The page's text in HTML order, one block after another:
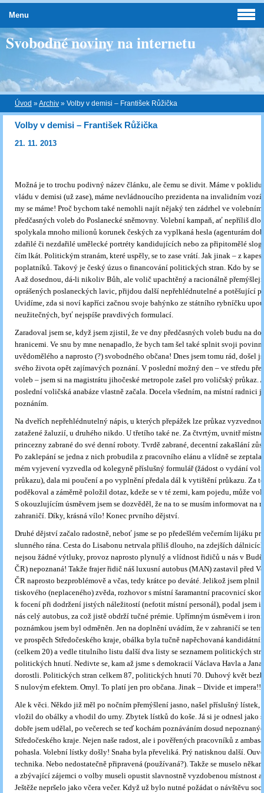
Svobodné noviny na internetu
Úvod »Archiv » Volby v demisi – František Růžička
Volby v demisi – František Růžička
21. 11. 2013
Možná je to trochu podivný název článku, ale čemu se divit. Máme v
vládu v demisi (už zase), máme nevládnoucího prezidenta na invalidním
my se máme! Proč bychom také nemohli najít nějaký ten zádrhel ve
předčasných voleb do Poslanecké sněmovny. Volební kampaň, ať nepříliš
spolykala mnoho milionů korunek českých za vyplkaná hesla (agenturám
zdařilé či nezdařilé umělecké portréty kandidujících nebo za připitomělé
čím lkát. Politickým stranám, které uspěly, se to zase vrátí. Jak jinak – z
poplatníků. Takový je český úzus o financování politických stran. Kdo by se
A až dosednou, dá-li nikoliv Bůh, ale volič upachtěný a racionálně
oprášených poslaneckých lavic, přijdou další nepřehlédnutelné a potěšující
Uvidíme, zda si noví kapříci začnou svoje bahýnko ze státního rybníčku
neužitečných, byť nejspíše pravdivých formulací.
Zaradoval jsem se, když jsem zjistil, že ve dny předčasných voleb budu na
hranicemi. Ve snu by mne nenapadlo, že bych tam šel také splnit svoji
uvědomělého a naprosto (?) svobodného občana! Dnes jsem tomu rád, došel
svého života opět zajímavých poznání. V poslední možný den – ve středu
voleb – jsem si na magistrátu jihočeské metropole zašel pro voličský průkaz.
poslední voličská anabáze vlastně začala. Docela všedním, na místní radnici
poznáním.
Na dveřích nepřehlédnutelný nápis, u kterých přepážek lze průkaz
zatažené žaluzií, u druhého nikdo. U třetího také ne. Za čtvrtým, uvnitř
princezny zabrané do své denní roboty. Tvrdě zabrané, decentní zakašlání
Po zaklepání se jedna z nich probudila z pracovního elánu a vlídně se zeptala
mém vyjevení vyzvedla od kolegyně příslušný formulář (žádost o vydání
průkazu), dala mi poučení a po vyplnění předala dál k vytištění průkazu. Za
poděkoval a záměrně položil dotaz, kdeže se v té zemi, kam pojedu, může
S okouzlujícím úsměvem jsem se dozvěděl, že na to se musím informovat na
zahraničí. Díky, krásná vílo! Konec prvního dějství.
Druhé dějství začalo radostně, neboť jsme se po předešlém večerním lijáku
slunného rána. Cesta do Lisabonu netrvala příliš dlouho, na zdejších
nejsou žádné výtluky, provoz naprosto plynulý a vlídnost řidičů u nás v
ČR) nepoznaná! Takže frajer řidič náš luxusní autobus (MAN) zastavil před
ČR naprosto bezproblémově a včas, tedy krátce po deváté. Jelikož jsem plnil
tiskového (neplaceného) zvěda, rozhovor s místní šaramantní pracovnicí
k focení při dodržení jistých náležitostí (nefotit místní personál), podal jsem
nás celý autobus, za což jistě obdrží tučné prémie. Upřímným úsměvem i
poznámkou jsem byl odměněn. Jen na doplnění uvádím, že v zahraničí se
ve prospěch Středočeského kraje, obálka byla tučně napěchovaná
(celkem 20) a vedle titulního listu další dva listy se seznamem politických
politických hnutí. Nedivte se, kam až jsme s demokracií Václava Havla a
dorostli. Politických stran celkem 87, politických hnutí 70. Duhový květ
S nulovým efektem. Omyl. To platí jen pro občana. Jinak – Divide et impera!!!
Ale k věci. Někdo již měl po nočním přemýšlení jasno, našel příslušný lístek,
vložil do obálky a vhodil do urny. Zbytek lístků do koše. Já si je odnesl jako
dobře jsem udělal, po večerech se teď kochám poznáváním dosud
Středočeského kraje. Nejen naše radost, ale i pověřených pracovníků z
pohasla. Volební lístky došly! Snaha byla převeliká. Prý natisknou další.
technika. Nebo nedostatečně připravená (používaná?). Takže se muselo
a zbývající zájemci o volby museli opustit slavnostně vyzdobenou místnost
Ještěže nepršelo jako včera večer. Když už bylo nutné požádat o návštěvu
Menu